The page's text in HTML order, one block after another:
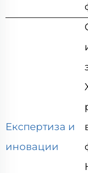
Експертиза и
иновации